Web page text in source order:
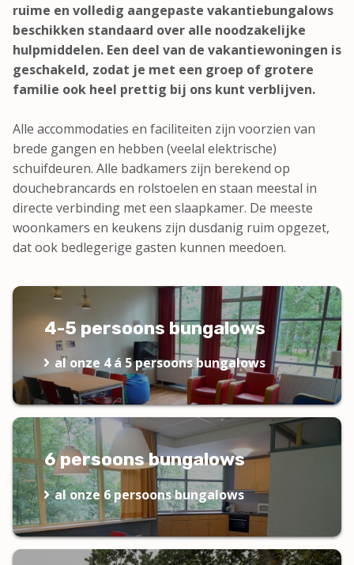
ruime en volledig aangepaste vakantiebungalows
beschikken standaard over alle noodzakelijke
hulpmiddelen. Een deel van de vakantiewoningen is
geschakeld, zodat je met een groep of grotere
familie ook heel prettig bij ons kunt verblijven.
Alle accommodaties en faciliteiten zijn voorzien van
brede gangen en hebben (veelal elektrische)
schuifdeuren. Alle badkamers zijn berekend op
douchebrancards en rolstoelen en staan meestal in
directe verbinding met een slaapkamer. De meeste
woonkamers en keukens zijn dusdanig ruim opgezet,
dat ook bedlegerige gasten kunnen meedoen.
4-5 persoons bungalows
al onze 4 á 5 persoons bungalows
6 persoons bungalows
al onze 6 persoons bungalows